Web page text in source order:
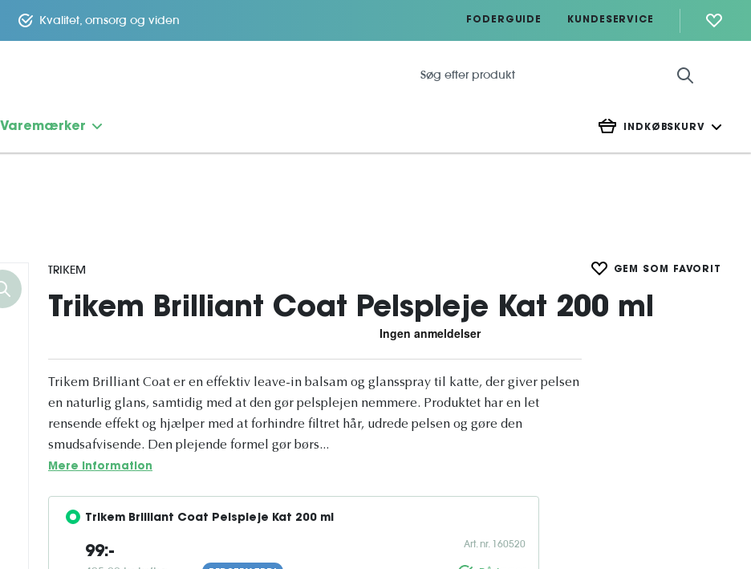
Kvalitet, omsorg og viden FODERGUIDE KUNDESERVICE
Varemærker INDKØBSKURV
TRIKEM GEM SOM FAVORIT
Trikem Brilliant Coat Pelspleje Kat 200 ml
Trikem Brilliant Coat er en effektiv leave-in balsam og glansspray til katte, der giver pelsen
en naturlig glans, samtidig med at den gør pelsplejen nemmere. Produktet har en let
rensende effekt og hjælper med at forhindre filtret hår, udrede pelsen og gøre den
smudsafvisende. Den plejende formel gør børs...
Mere information
Trikem Brilliant Coat Pelspleje Kat 200 ml
99:-
Art. nr. 160520